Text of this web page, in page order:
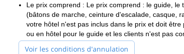
Vous souhaitez visiter ce pays magique ?
Si vous êtes à la recherche d'une aventure
au Mont Krn, Slovénie.
Le prix comprend : Le prix comprend : le guide,
(bâtons de marche, ceinture d'escalade, casque,
votre hôtel n'est pas inclus dans le prix et doit
ou en hôtel pour le guide et les clients n'est pas
Voir les conditions d'annulation